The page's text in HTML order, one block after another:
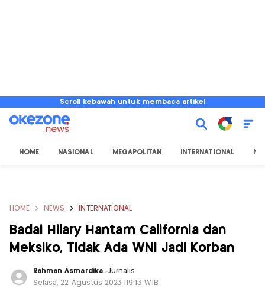
Scroll kebawah untuk membaca artikel
HOME NASIONAL MEGAPOLITAN INTERNATIONAL
HOME NEWS INTERNATIONAL
Badai Hilary Hantam California dan
Meksiko, Tidak Ada WNI Jadi Korban
Rahman Asmardika ,Jurnalis
Selasa, 22 Agustus 2023 |19:13 WIB